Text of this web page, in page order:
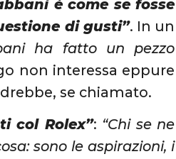
è come se fosse
di gusti”. In un
ha fatto un pezzo
non interessa eppure
se chiamato.
col Rolex”: “Chi se ne
sono le aspirazioni, i